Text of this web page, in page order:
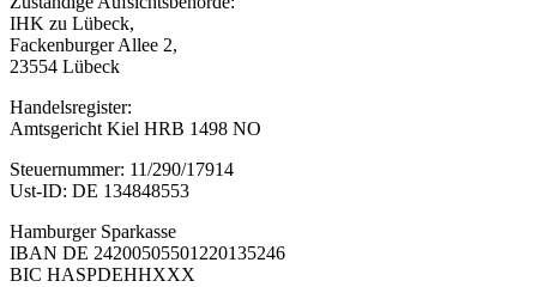
IHK zu Lübeck,
Fackenburger Allee 2,
23554 Lübeck
Handelsregister:
Amtsgericht Kiel HRB 1498 NO
Steuernummer: 11/290/17914
Ust-ID: DE 134848553
Hamburger Sparkasse
IBAN DE 24200505501220135246
BIC HASPDEHHXXX